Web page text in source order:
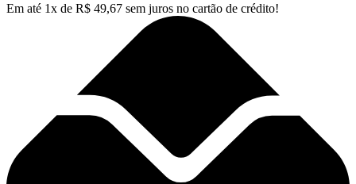
Em até 1x de R$ 49,67 sem juros no cartão de crédito!